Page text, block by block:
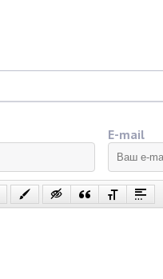
E-mail